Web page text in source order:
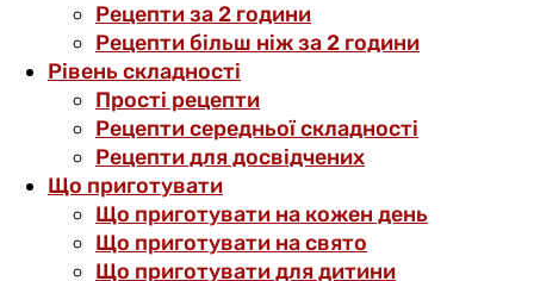
Рецепти за 2 години
Рецепти більш ніж за 2 години
Рівень складності
Прості рецепти
Рецепти середньої складності
Рецепти для досвідчених
Що приготувати
Що приготувати на кожен день
Що приготувати на свято
Що приготувати для дитини